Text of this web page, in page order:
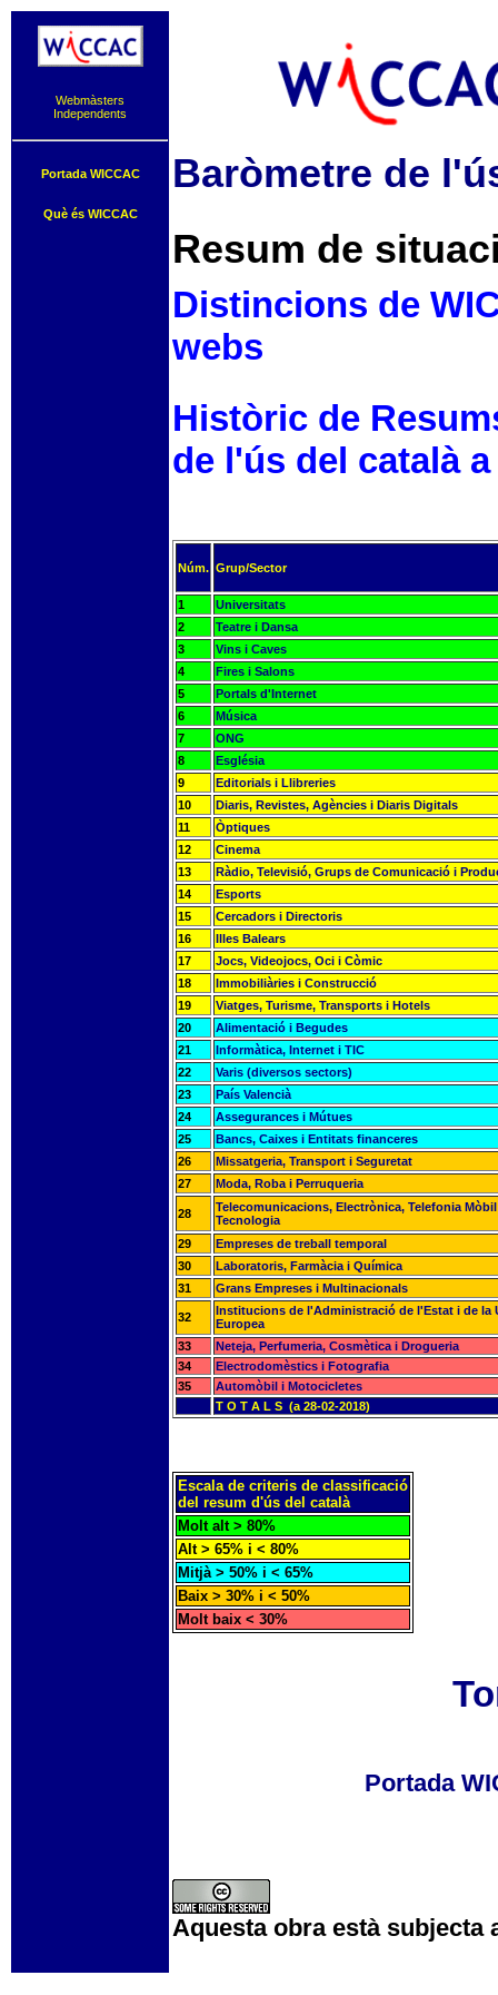
Webmàsters
Independents
Portada WICCAC
Què és WICCAC
Baròmetre de
Resum de
Distincions de
webs
Històric de
de l'ús del català
Núm. Grup/Sector
1
Universitats
2
Teatre i Dansa
3
Vins i Caves
4
Fires i Salons
5
Portals d'Internet
6
Música
7
ONG
8
Església
9
Editorials i Llibreries
10
Diaris, Revistes, Agències i Diaris Digitals
11
Òptiques
12
Cinema
13
Ràdio, Televisió, Grups de Comunicació i
14
Esports
15
Cercadors i Directoris
16
Illes Balears
17
Jocs, Videojocs, Oci i Còmic
18
Immobiliàries i Construcció
19
Viatges, Turisme, Transports i Hotels
20
Alimentació i Begudes
21
Informàtica, Internet i TIC
22
Varis (diversos sectors)
23
País Valencià
24
Assegurances i Mútues
25
Bancs, Caixes i Entitats financeres
26
Missatgeria, Transport i Seguretat
27
Moda, Roba i Perruqueria
28
Telecomunicacions, Electrònica, Telefonia
Tecnologia
29
Empreses de treball temporal
30
Laboratoris, Farmàcia i Química
31
Grans Empreses i Multinacionals
32
Institucions de l'Administració de l'Estat i de la
Europea
33
Neteja, Perfumeria, Cosmètica i Drogueria
34
Electrodomèstics i Fotografia
35
Automòbil i Motocicletes
T O T A L S (a 28-02-2018)
Escala de criteris de classificació
del resum d'ús del català
Molt alt > 80%
Alt > 65% i < 80%
Mitjà > 50% i < 65%
Baix > 30% i < 50%
Molt baix < 30%
Portada
Aquesta obra està subjecta